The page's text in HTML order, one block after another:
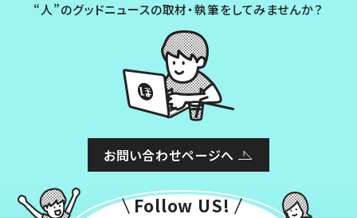
“人”のグッドニュースの取材・執筆をしてみませんか？
お問い合わせページへ
Follow US!